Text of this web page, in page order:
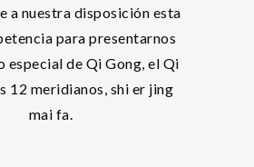
a nuestra disposición esta
para presentarnos
especial de Qi Gong, el Qi
12 meridianos, shi er jing
mai fa.